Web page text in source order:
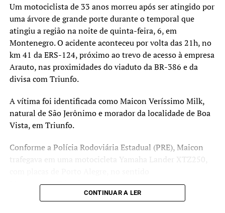
Um motociclista de 33 anos morreu após ser atingido por
uma árvore de grande porte durante o temporal que
atingiu a região na noite de quinta-feira, 6, em
Montenegro. O acidente aconteceu por volta das 21h, no
km 41 da ERS-124, próximo ao trevo de acesso à empresa
Arauto, nas proximidades do viaduto da BR-386 e da
divisa com Triunfo.
A vítima foi identificada como Maicon Veríssimo Milk,
natural de São Jerônimo e morador da localidade de Boa
Vista, em Triunfo.
Conforme a Polícia Rodoviária Estadual (PRE), Maicon
trafegava em uma motocicleta Yamaha Lander XTZ250,
Montenegro/Triunfo, quando uma árvore, que seria um
eucalipto de grande porte, caiu sobre a pista e atingiu o
CONTINUAR A LER